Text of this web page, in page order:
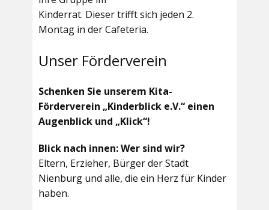
Kinderrat. Dieser trifft sich jeden 2.
Montag in der Cafeteria.
Unser Förderverein
Schenken Sie unserem Kita-
Förderverein „Kinderblick e.V.“ einen
Augenblick und „Klick“!
Blick nach innen: Wer sind wir?
Eltern, Erzieher, Bürger der Stadt
Nienburg und alle, die ein Herz für Kinder
haben.